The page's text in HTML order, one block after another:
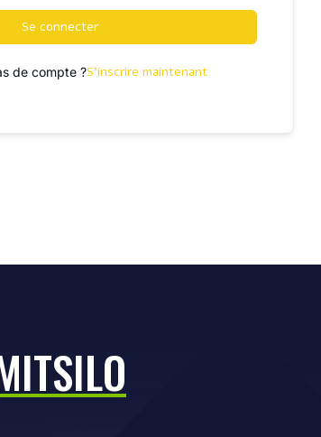
Se connecter
de compte ?S’inscrire maintenant